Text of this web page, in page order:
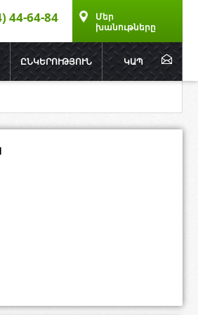
44-64-84
Մեր
խանութները
ԸՆԿԵՐՈՒԹՅՈՒՆ ԿԱՊ